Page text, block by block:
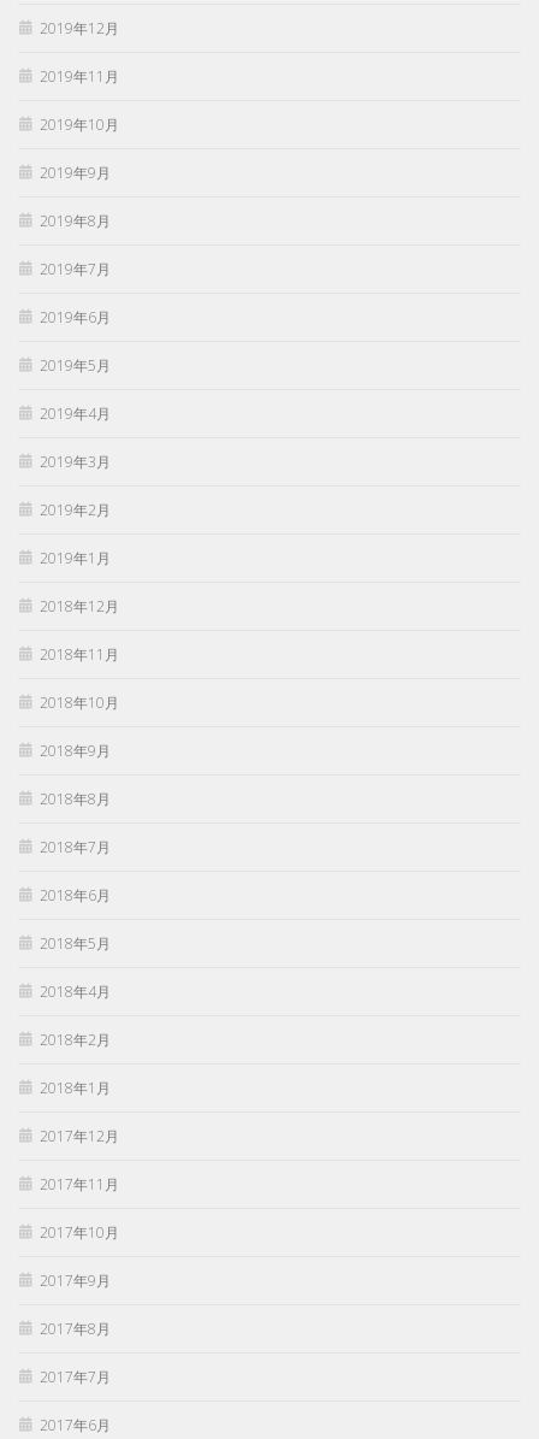
2019年12月
2019年11月
2019年10月
2019年9月
2019年8月
2019年7月
2019年6月
2019年5月
2019年4月
2019年3月
2019年2月
2019年1月
2018年12月
2018年11月
2018年10月
2018年9月
2018年8月
2018年7月
2018年6月
2018年5月
2018年4月
2018年2月
2018年1月
2017年12月
2017年11月
2017年10月
2017年9月
2017年8月
2017年7月
2017年6月